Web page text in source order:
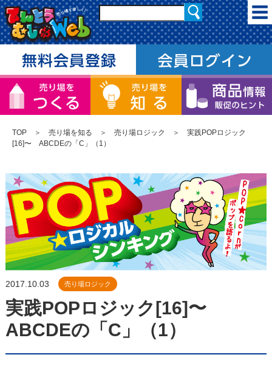
TOP ＞ 売り場を知る ＞ 売り場ロジック
＞ 実践POPロジック
[16]〜 ABCDEの「C」（1）
2017.10.03 売り場ロジック
実践POPロジック[16]〜
ABCDEの「C」（1）